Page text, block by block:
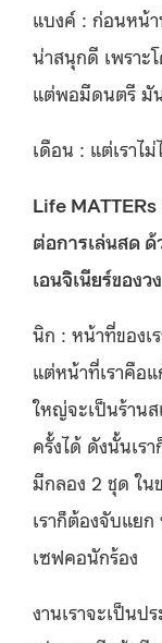
แบงค์ : ก่อนหน้
น่าสนุกดี เพราะ
แต่พอมีดนตรี มั
เดือน : แต่เราไ
Life
ต่อการเล่นสด
เอนจิเนียร์ของ
นิก : หน้าที่ของเ
แต่หน้าที่เราคือ
ใหญ่จะเป็นร้าน
ครั้งได้ ดังนั้นเร
มีกลอง 2 ชุด ใน
เราก็ต้องจับแย
เซฟคอนักร้อง
งานเราจะเป็นป